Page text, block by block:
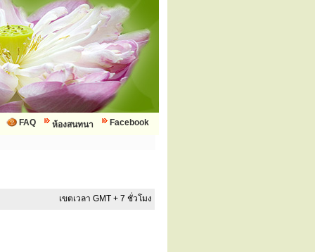
Facebook
ห้องสนทนา
FAQ
เขตเวลา GMT + 7 ชั่วโมง